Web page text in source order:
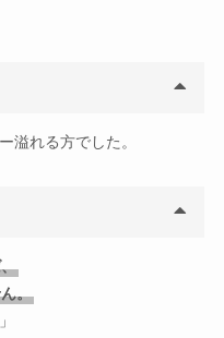
溢れる方でした。
。